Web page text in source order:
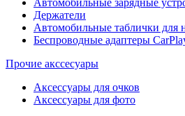
Автомобильные зарядные
Держатели
Автомобильные таблички для
Беспроводные адаптеры
Прочие акссесуары
Аксессуары для очков
Аксессуары для фото